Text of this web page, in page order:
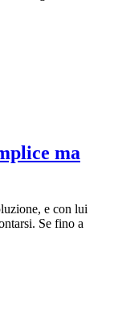
ma
e con lui
Se fino a